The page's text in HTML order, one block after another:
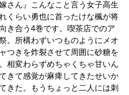
さん』こんなこと言う女子高生
くらい勇也に首ったけな楓が将
き合う4巻です。喫茶店でのア
。所構わずいつものようにメオ
つきを炸裂させて周囲に砂糖を
相変わらずめちゃくちゃ甘いん
きて感覚が麻痺してきたせいか
きた。もうちょっと二人には刺